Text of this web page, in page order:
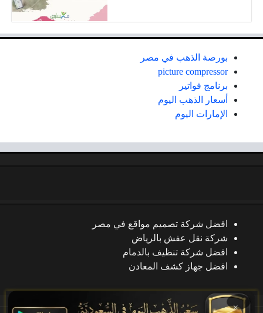
بورصة الذهب في مصر
picture compressor
برنامج فواتير
أسعار الذهب اليوم
الإمارات اليوم
افضل شركة تصميم مواقع في مصر
شركة نقل عفش بالرياض
افضل شركة تنظيف بالدمام
افضل جهاز كشف المعادن
×